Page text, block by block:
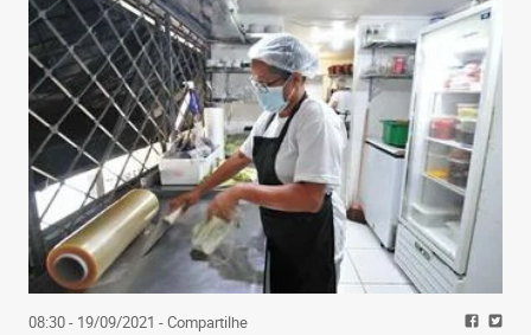
08:30 - 19/09/2021 - Compartilhe